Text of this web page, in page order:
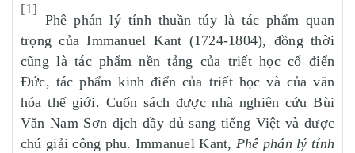
[1]
Phê phán lý tính thuần túy là tác phẩm quan
trọng của Immanuel Kant (1724-1804), đồng thời
cũng là tác phẩm nền tảng của triết học cổ điển
Đức, tác phẩm kinh điển của triết học và của văn
hóa thế giới. Cuốn sách được nhà nghiên cứu Bùi
Văn Nam Sơn dịch đầy đủ sang tiếng Việt và được
chú giải công phu. Immanuel Kant, Phê phán lý tính